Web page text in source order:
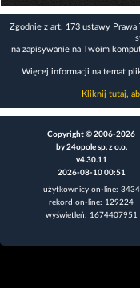
Zgodnie z art. 173 ustawy
na zapisywanie na Twoim
Więcej informacji na temat
Kliknij tutaj,
Copyright © 2006-2026
by 24opole sp. z o.o.
v4.30.11
2026-08-10 00:51
użytkownicy on-line: 3434
rekord on-line: 129224
wyświetleń: 1674407951